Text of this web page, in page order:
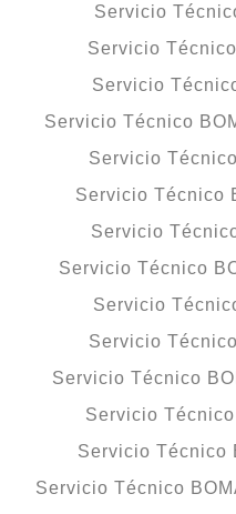
Servicio
Servicio
Servicio
Servicio Técnico
Servicio
Servicio Técnico
Servicio
Servicio Técnico
Servicio
Servicio
Servicio Técnico
Servicio
Servicio Técnico
Servicio Técnico